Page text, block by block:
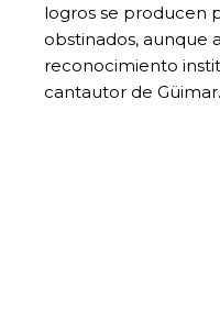
logros se producen
obstinados, aunque
reconocimiento
cantautor de Güimar.